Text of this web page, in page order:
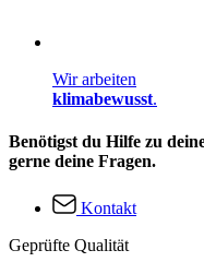
Wir arbeiten
klimabewusst.
Benötigst du Hilfe zu
gerne deine Fragen.
Kontakt
Geprüfte Qualität